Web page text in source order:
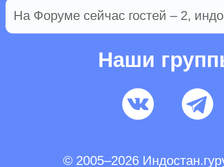
На Форуме сейчас гостей – 2,
Наши
© 2005–2026